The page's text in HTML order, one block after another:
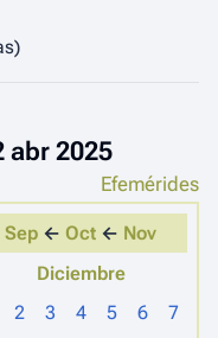
abr 2025
Efemérides
Sep ← Oct ← Nov
Diciembre
2 3 4 5 6
7